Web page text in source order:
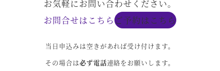
お気軽にお問い合わせください。
お問合せはこちらご予約はこちら
当日申込みは空きがあれば受け付けます。
その場合は必ず電話連絡をお願いします。